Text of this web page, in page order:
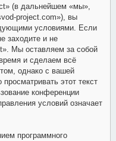
(в дальнейшем «мы»,
project.com»), вы
условиями. Если
заходите и не
Мы оставляем за собой
и сделаем всё
однако с вашей
этот текст
конференции
условий означает
программного